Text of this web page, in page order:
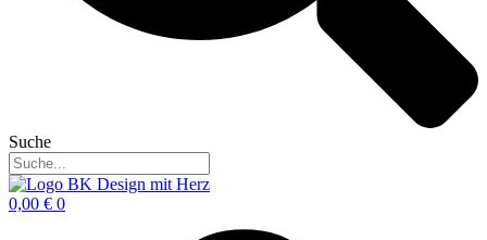
Suche
0,00 € 0